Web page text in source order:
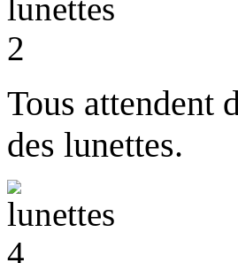
Tous attendent
des lunettes.